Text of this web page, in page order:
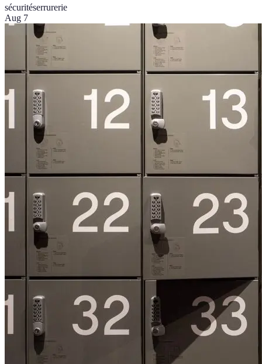
sécuritéserrurerie
Aug 7